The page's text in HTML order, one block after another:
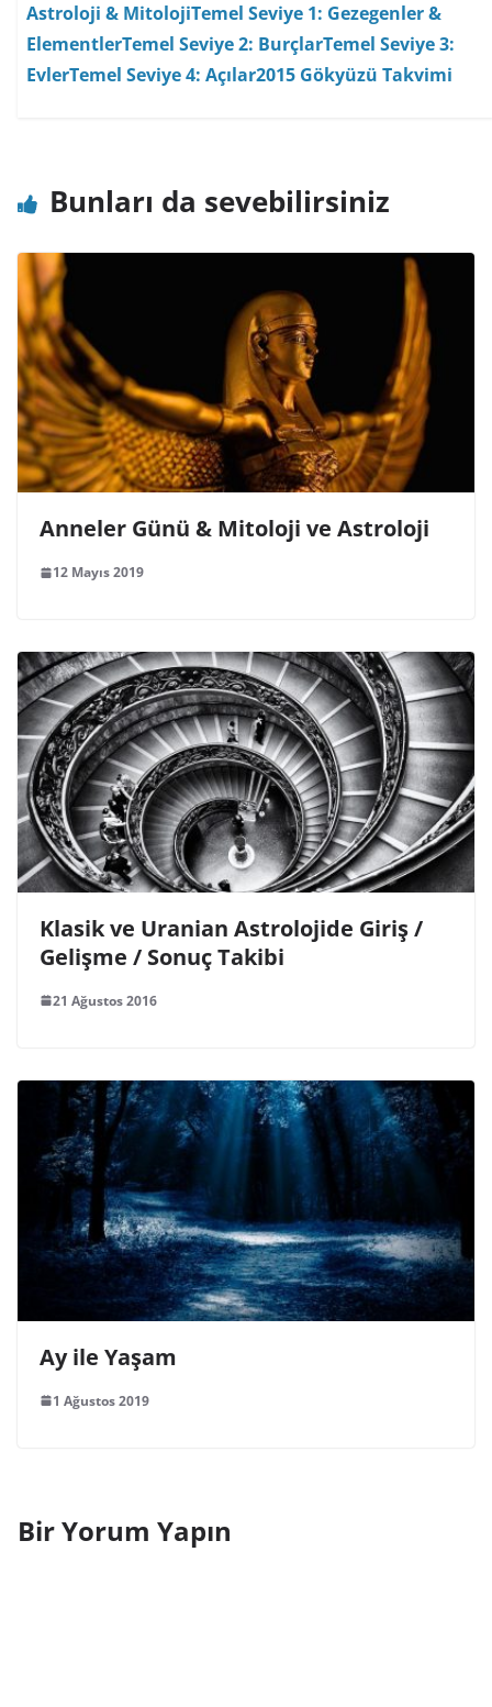
Astroloji & MitolojiTemel Seviye 1: Gezegenler &
ElementlerTemel Seviye 2: BurçlarTemel Seviye 3:
EvlerTemel Seviye 4: Açılar2015 Gökyüzü Takvimi
Bunları da sevebilirsiniz
Anneler Günü & Mitoloji ve Astroloji
12 Mayıs 2019
Klasik ve Uranian Astrolojide Giriş /
Gelişme / Sonuç Takibi
21 Ağustos 2016
Ay ile Yaşam
1 Ağustos 2019
Bir Yorum Yapın